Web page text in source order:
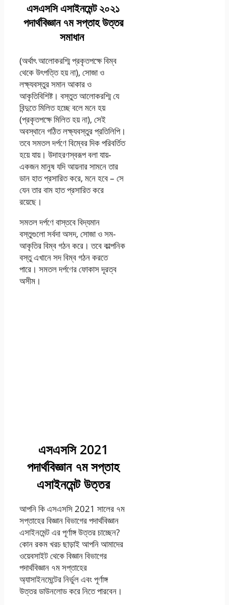
এসএসসি এসাইনমেন্ট ২০২১
পদার্থবিজ্ঞান ৭ম সপ্তাহ উত্তর
সমাধান
(অর্থাৎ আলোকরশ্মি প্রকৃতপক্ষে বিম্ব
থেকে উৎপত্তি হয় না), সোজা ও
লক্ষ্যবস্তুর সমান আকার ও
আকৃতিবিশিষ্ট। বস্তুত আলোকরশ্মি যে
বিন্দুতে মিলিত হচ্ছে বলে মনে হয়
(প্রকৃতপক্ষে মিলিত হয় না), সেই
অবস্থানে গঠিত লক্ষ্যবস্তুর প্রতিলিপি।
তবে সমতল দর্পণে বিম্বের দিক পরিবর্তিত
হয়ে যায়। উদাহরণস্বরূপ বলা যায়-
একজন মানুষ যদি আয়নার সামনে তার
ডান হাত প্রসারিত করে, মনে হবে – সে
যেন তার বাম হাত প্রসারিত করে
রয়েছে।
সমতল দর্পণে বাস্তবে বিদ্যমান
বস্তুগুলো সর্বদা অসদ, সোজা ও সম-
আকৃতির বিম্ব গঠন করে। তবে কাল্পনিক
বস্তু এখানে সদ বিম্ব গঠন করতে
পারে। সমতল দর্পণের ফোকাস দূরত্ব
অসীম।
এসএসসি 2021
পদার্থবিজ্ঞান ৭ম সপ্তাহ
এসাইনমেন্ট উত্তর
আপনি কি এসএসসি 2021 সালের ৭ম
সপ্তাহের বিজ্ঞান বিভাগের পদার্থবিজ্ঞান
এসাইনমেন্ট এর পূর্ণাঙ্গ উত্তর চাচ্ছেন?
কোন রকম খরচ ছাড়াই আপনি আমাদের
ওয়েবসাইট থেকে বিজ্ঞান বিভাগের
পদার্থবিজ্ঞান ৭ম সপ্তাহের
অ্যাসাইনমেন্টের নির্ভুল এবং পূর্ণাঙ্গ
উত্তর ডাউনলোড করে নিতে পারবেন।